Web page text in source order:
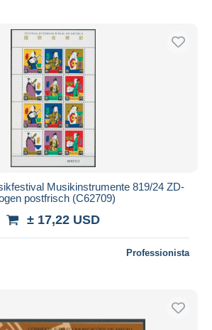
Musikinstrumente 819/24 ZD-
postfrisch (C62709)
± 17,22 USD
Professionista